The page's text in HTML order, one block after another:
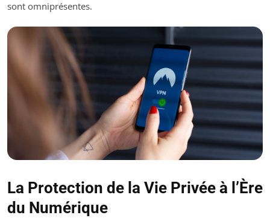
sont omniprésentes.
La Protection de la Vie Privée à l’Ère
du Numérique